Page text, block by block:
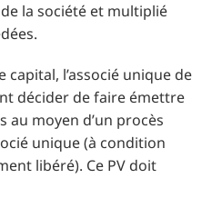
la société et multiplié
capital, l’associé unique de
décider de faire émettre
au moyen d’un procès
unique (à condition
libéré). Ce PV doit